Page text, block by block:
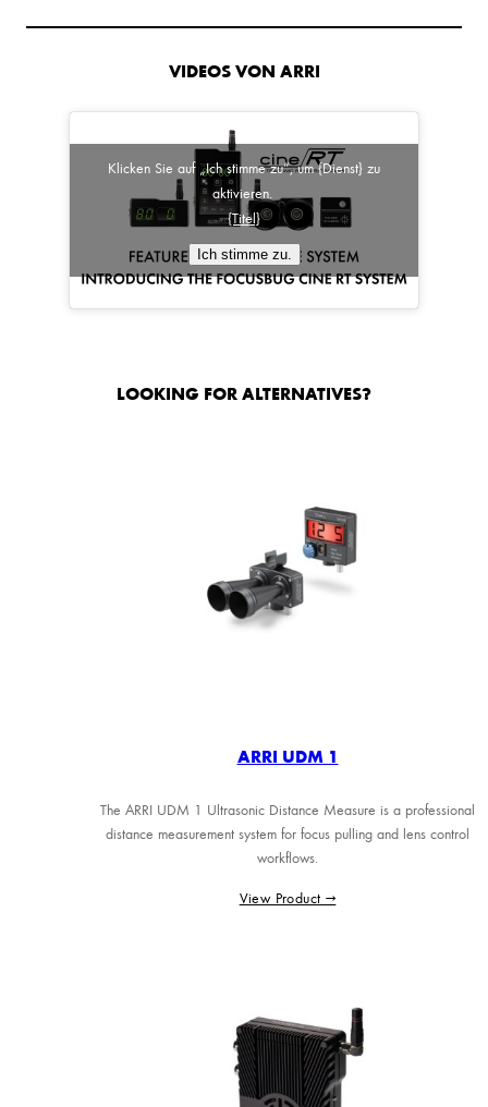
VIDEOS VON ARRI
Klicken Sie auf „Ich stimme zu“, um {Dienst} zu
aktivieren.
{Titel}
Ich stimme zu.
LOOKING FOR ALTERNATIVES?
ARRI UDM 1
The ARRI UDM 1 Ultrasonic Distance Measure is a professional
distance measurement system for focus pulling and lens control
workflows.
View Product →